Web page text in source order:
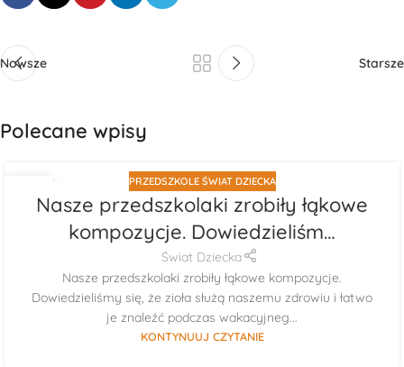
Nowsze Starsze
Polecane wpisy
29 PRZEDSZKOLE ŚWIAT DZIECKA
Nasze przedszkolaki zrobiły łąkowe
kompozycje. Dowiedzieliśm…
Świat Dziecka
Nasze przedszkolaki zrobiły łąkowe kompozycje.
Dowiedzieliśmy się, że zioła służą naszemu zdrowiu i łatwo
je znaleźć podczas wakacyjneg...
KONTYNUUJ CZYTANIE